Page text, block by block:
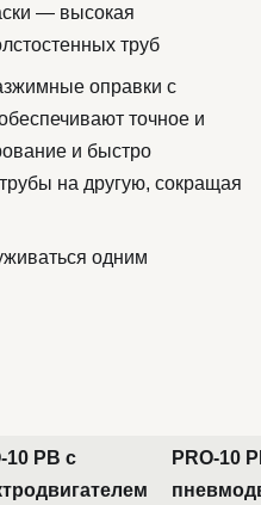
— высокая
труб
оправки с
точное и
и быстро
на другую, сокращая
одним
10 PB с
PRO-10